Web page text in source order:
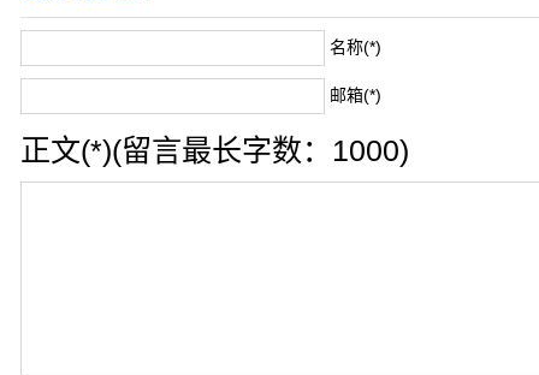
名称(*)
邮箱(*)
正文(*)(留言最长字数：1000)